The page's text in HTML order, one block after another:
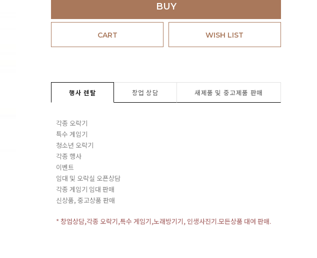
BUY
CART WISH LIST
행사 렌탈 창업 상담 새제품 및 중고제품 판매
각종 오락기
특수 게임기
청소년 오락기
각종 행사
이벤트
임대 및 오락실 오픈상담
각종 게임기 임대 판매
신상품, 중고상품 판매
* 창업상담,각종 오락기,특수 게임기,노래방기기, 인생사진기.모든상품 대여 판매.